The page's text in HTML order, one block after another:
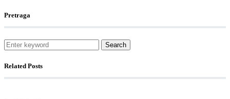
Pretraga
Search
Related Posts